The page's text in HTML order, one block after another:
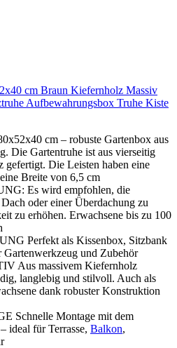
cm Braun Kiefernholz Massiv
Aufbewahrungsbox Truhe Kiste
cm – robuste Gartenbox aus
Die Gartentruhe ist aus vierseitig
gefertigt. Die Leisten haben eine
Breite von 6,5 cm
Es wird empfohlen, die
oder einer Überdachung zu
zu erhöhen. Erwachsene bis zu 100
Perfekt als Kissenbox, Sitzbank
und Zubehör
Aus massivem Kiefernholz
langlebig und stilvoll. Auch als
dank robuster Konstruktion
Schnelle Montage mit dem
ideal für Terrasse, Balkon,